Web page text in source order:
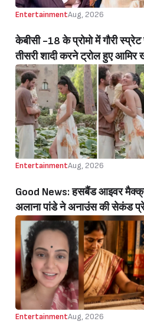
EntertainmentAug, 2026
केबीसी -18 के प्रोमो में गौरी
तीसरी शादी करने ट्रोल हुए आमिर
यूजर्स बोले- उनकी चौथी शादी के
(Ask About His Fourth
Aamir Khan Trolled Over
Marriage To Gauri Spratt
Amitabh Bachchans KBC18
Promos)
EntertainmentAug, 2026
Good News: हसबैंड आइवर
अलाना पांडे ने अनाउंस की सेकंड
रिवर संग शेयर किया क्यूटेस्ट
(Alanna Panday Announces
Pregnancy With Husband
Mccray, Shares Cutest
Son River)
EntertainmentAug, 2026